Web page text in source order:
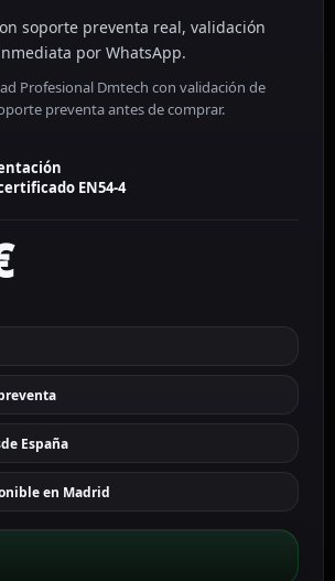
soporte preventa real, validación
por WhatsApp.
Profesional Dmtech con validación de
preventa antes de comprar.
EN54-4
España
en Madrid